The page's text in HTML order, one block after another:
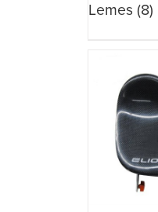
Lemes (8)